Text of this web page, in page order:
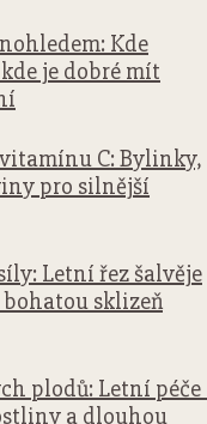
Kde
je dobré mít
C: Bylinky,
pro silnější
Letní řez šalvěje
sklizeň
plodů: Letní péče
a dlouhou